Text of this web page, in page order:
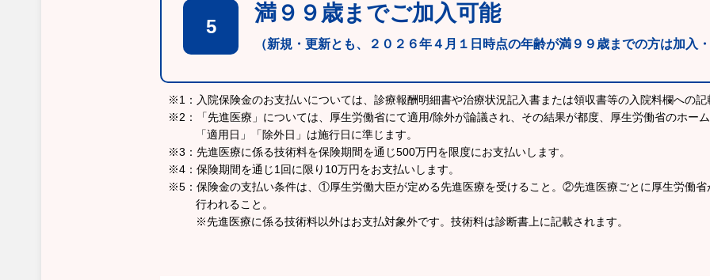
5
満９９歳までご加入可能
（新規・更新とも、２０２６年４月１日時点の年齢が満９９歳までの方は加入
※1：入院保険金のお支払いについては、診療報酬明細書や治療状況記入書または領収書等の入院料欄への記
※2：「先進医療」については、厚生労働省にて適用/除外が論議され、その結果が都度、厚生労働省のホーム
「適用日」「除外日」は施行日に準じます。
※3：先進医療に係る技術料を保険期間を通じ500万円を限度にお支払いします。
※4：保険期間を通じ1回に限り10万円をお支払いします。
※5：保険金の支払い条件は、①厚生労働大臣が定める先進医療を受けること。②先進医療ごとに厚生労働省
行われること。
※先進医療に係る技術料以外はお支払対象外です。技術料は診断書上に記載されます。